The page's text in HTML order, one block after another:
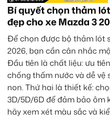
Bí quyết chọn thảm
đẹp cho xe Mazda 3
Để chọn được bộ thảm lót
2026, bạn cần cân nhắc
Đầu tiên là chất liệu: ưu
chống thấm nước và dễ vệ
non. Thứ hai là thiết kế:
3D/5D/6D để đảm bảo ôm
hãy xem xét màu sắc và